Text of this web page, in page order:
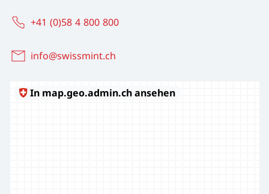
+41 (0)58 4 800 800
info@swissmint.ch